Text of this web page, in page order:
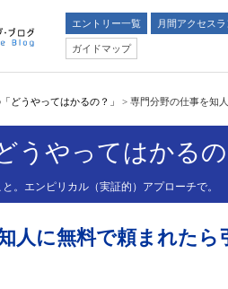
エントリー一覧 月間アクセス
ガイドマップ
どうやってはかるの？」 > 専門分野の仕事を知
うやってはかるの
。エンピリカル（実証的）アプローチで。
人に無料で頼まれたら